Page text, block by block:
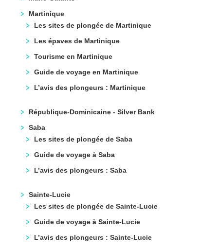
Martinique
Les sites de plongée de Martinique
Les épaves de Martinique
Tourisme en Martinique
Guide de voyage en Martinique
L’avis des plongeurs : Martinique
République-Dominicaine - Silver Bank
Saba
Les sites de plongée de Saba
Guide de voyage à Saba
L’avis des plongeurs : Saba
Sainte-Lucie
Les sites de plongée de Sainte-Lucie
Guide de voyage à Sainte-Lucie
L’avis des plongeurs : Sainte-Lucie